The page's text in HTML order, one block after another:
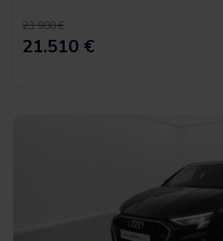
23.900 €
21.510 €